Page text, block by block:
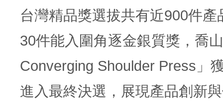
台灣精品獎選拔共有近900件產
30件能入圍角逐金銀質獎，喬
Converging Shoulder Press」
進入最終決選，展現產品創新